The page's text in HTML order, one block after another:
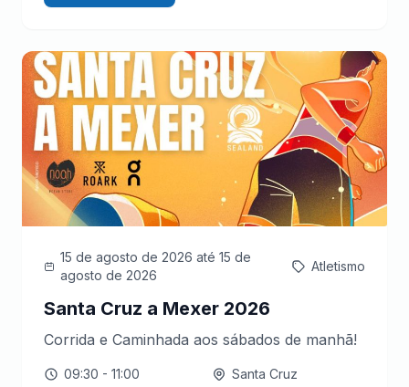
15 de agosto de 2026 até 15 de
agosto de 2026
Atletismo
Santa Cruz a Mexer 2026
Corrida e Caminhada aos sábados de manhã!
09:30 - 11:00 Santa Cruz